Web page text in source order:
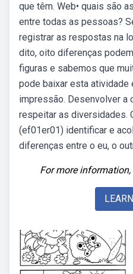
que têm. Web• quais são
entre todas as pessoas?
registrar as respostas na
dito, oito diferenças
figuras e sabemos que
pode baixar esta atividade
impressão. Desenvolver a
respeitar as diversidades.
(ef01er01) identificar e
diferenças entre o eu, o
For more